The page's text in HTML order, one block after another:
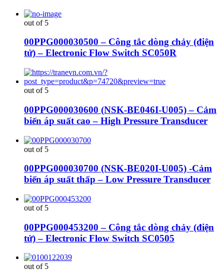
out of 5
00PPG000030500 – Công tắc dòng chảy (điện
tử) – Electronic Flow Switch SC050R
out of 5
00PPG000030600 (NSK-BE046I-U005) – Cảm
biến áp suất cao – High Pressure Transducer
out of 5
00PPG000030700 (NSK-BE020I-U005) -Cảm
biến áp suất thấp – Low Pressure Transducer
out of 5
00PPG000453200 – Công tắc dòng chảy (điện
tử) – Electronic Flow Switch SC0505
out of 5